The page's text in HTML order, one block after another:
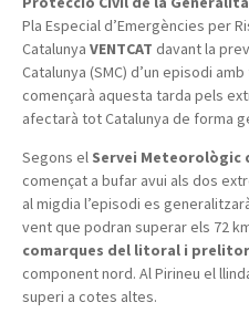
Pla Especial d’Emergències per
Catalunya VENTCAT davant la
Catalunya (SMC) d’un episodi
començarà aquesta tarda pels
afectarà tot Catalunya de forma
Segons el Servei Meteorològic
començat a bufar avui als dos
al migdia l’episodi es
vent que podran superar els 72
comarques del litoral i
component nord. Al Pirineu el
superi a cotes altes.